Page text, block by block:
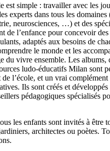
est simple : travailler avec les
experts dans tous les domaines
neurosciences, …) et des
de l’enfance pour concevoir des
adaptés aux besoins de
le monde et les
du vivre ensemble. Les albums,
ludo-éducatifs Milan sont
l’école, et un vrai
Ils sont créés et
pédagogiques spécialisés
les enfants sont invités à être
architectes ou poètes.